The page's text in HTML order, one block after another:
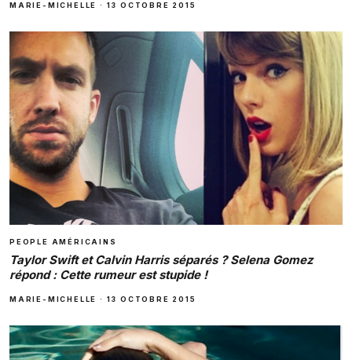
MARIE-MICHELLE · 13 OCTOBRE 2015
PEOPLE AMÉRICAINS
Taylor Swift et Calvin Harris séparés ? Selena Gomez
répond : Cette rumeur est stupide !
MARIE-MICHELLE · 13 OCTOBRE 2015